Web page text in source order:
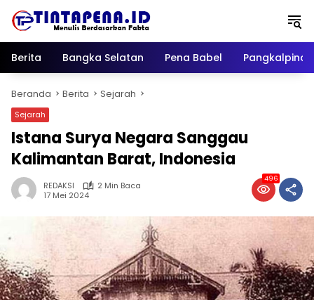
Berita
Bangka Selatan Pena Babel
Beranda Berita Sejarah
Sejarah
Istana Surya Negara Sanggau
Kalimantan Barat, Indonesia
REDAKSI
2 Min Baca
17 Mei 2024
496